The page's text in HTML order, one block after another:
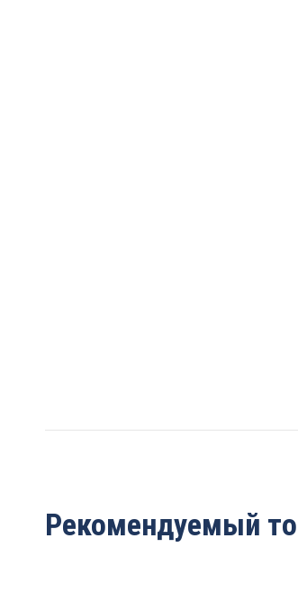
Рекомендуемый